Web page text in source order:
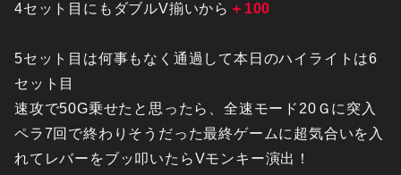
4セット目にもダブルV揃いから ＋100
5セット目は何事もなく通過して本日のハイライトは6
セット目
速攻で50G乗せたと思ったら、全速モード20Ｇに突入
ペラ7回で終わりそうだった最終ゲームに超気合いを入
れてレバーをブッ叩いたらVモンキー演出！